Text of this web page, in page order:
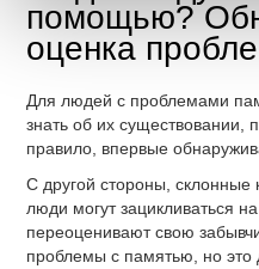
помощью?
оценка
Для людей с проблемами
знать об их существовании,
правило, впервые
С другой стороны, склонные
люди могут зацикливаться
переоценивают свою
проблемы с памятью, но это